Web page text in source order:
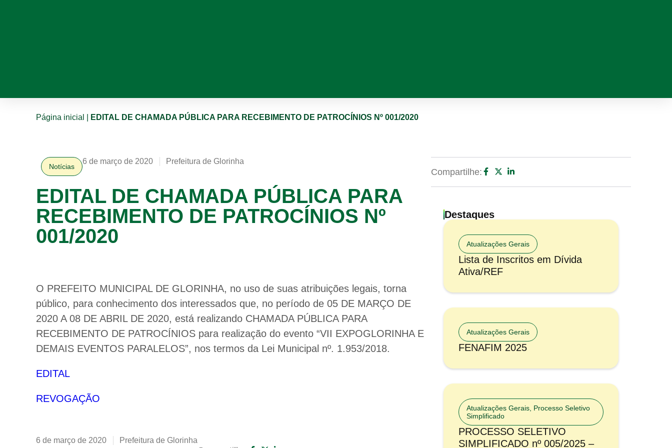
Página inicial EDITAL DE CHAMADA PÚBLICA PARA RECEBIMENTO DE PATROCÍNIOS Nº 001/2020
Notícias
6 de março de 2020 Prefeitura de Glorinha
EDITAL DE CHAMADA PÚBLICA PARA
RECEBIMENTO DE PATROCÍNIOS Nº
001/2020
O PREFEITO MUNICIPAL DE GLORINHA, no uso de suas atribuições legais, torna
público, para conhecimento dos interessados que, no período de 05 DE MARÇO DE
2020 A 08 DE ABRIL DE 2020, está realizando CHAMADA PÚBLICA PARA
RECEBIMENTO DE PATROCÍNIOS para realização do evento “VII EXPOGLORINHA E
DEMAIS EVENTOS PARALELOS”, nos termos da Lei Municipal nº. 1.953/2018.
EDITAL
REVOGAÇÃO
6 de março de 2020 Prefeitura de Glorinha
Compartilhe:
Destaques
Atualizações Gerais
Lista de Inscritos em Dívida
Ativa/REF
Atualizações Gerais
FENAFIM 2025
Atualizações Gerais Processo Seletivo
Simplificado
PROCESSO SELETIVO
SIMPLIFICADO nº 005/2025 –